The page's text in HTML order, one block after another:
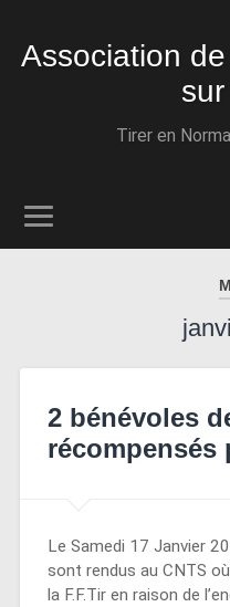
Association
Tirer en
2 bénévoles
récompensés
Le Samedi 17 Janvier
sont rendus au CNTS
la F.F.Tir en raison de